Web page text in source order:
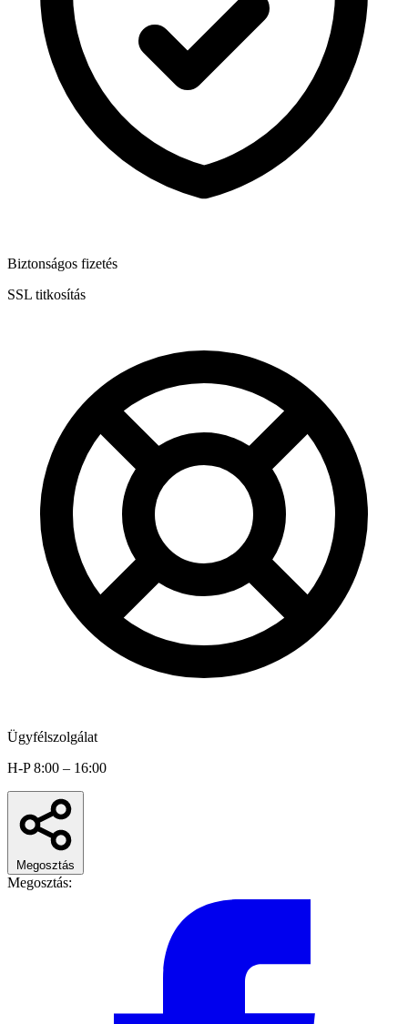
Biztonságos fizetés
SSL titkosítás
Ügyfélszolgálat
H-P 8:00 – 16:00
Megosztás
Megosztás: